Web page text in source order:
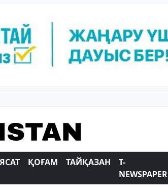
ҚОҒАМ ТАЙҚАЗАН
T-
NEWSPAPER